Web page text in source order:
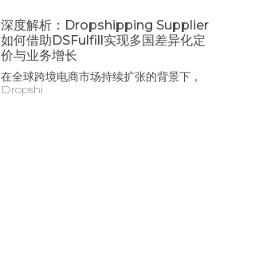
深度解析：Dropshipping Supplier
如何借助DSFulfill实现多国差异化定
价与业务增长
在全球跨境电商市场持续扩张的背景下，
Dropshi